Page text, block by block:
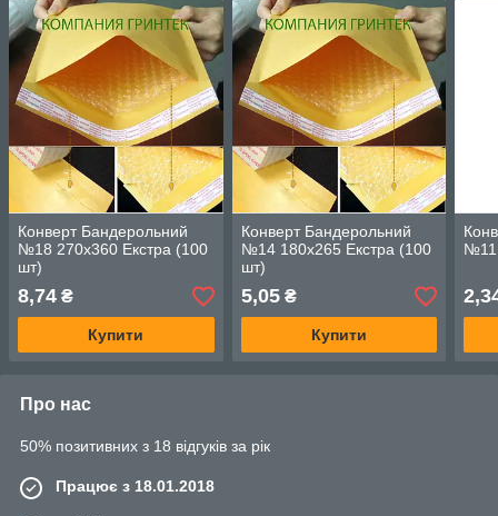
Конверт Бандерольний
№18 270х360 Екстра (100
шт)
8,74 ₴
Купити
Конверт Бандерольний
№14 180х265 Екстра (100
шт)
5,05₴
Купити
№11
Про нас
50% позитивних з 18 відгуків за рік
Працює з 18.01.2018